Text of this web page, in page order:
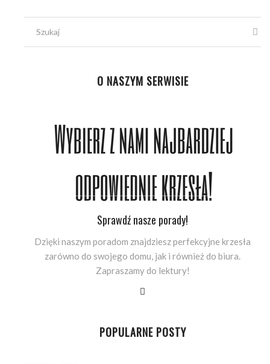
O NASZYM SERWISIE
Sprawdź nasze porady!
Dzięki naszym poradom znajdziesz perfekcyjne krzesła
zarówno do swojego domu, jak i również do biura.
Zapraszamy do lektury!
POPULARNE POSTY